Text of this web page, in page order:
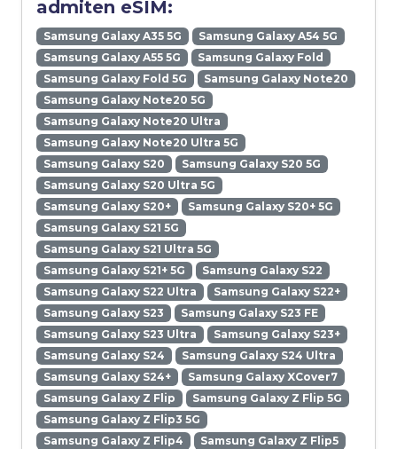
admiten eSIM:
Samsung Galaxy A35 5G
Samsung Galaxy A54 5G
Samsung Galaxy A55 5G
Samsung Galaxy Fold
Samsung Galaxy Fold 5G
Samsung Galaxy Note20
Samsung Galaxy Note20 5G
Samsung Galaxy Note20 Ultra
Samsung Galaxy Note20 Ultra 5G
Samsung Galaxy S20
Samsung Galaxy S20 5G
Samsung Galaxy S20 Ultra 5G
Samsung Galaxy S20+
Samsung Galaxy S20+ 5G
Samsung Galaxy S21 5G
Samsung Galaxy S21 Ultra 5G
Samsung Galaxy S21+ 5G
Samsung Galaxy S22
Samsung Galaxy S22 Ultra
Samsung Galaxy S22+
Samsung Galaxy S23
Samsung Galaxy S23 FE
Samsung Galaxy S23 Ultra
Samsung Galaxy S23+
Samsung Galaxy S24
Samsung Galaxy S24 Ultra
Samsung Galaxy S24+
Samsung Galaxy XCover7
Samsung Galaxy Z Flip
Samsung Galaxy Z Flip 5G
Samsung Galaxy Z Flip3 5G
Samsung Galaxy Z Flip4
Samsung Galaxy Z Flip5